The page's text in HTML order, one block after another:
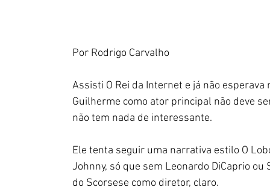
Por Rodrigo Carvalho
Assisti O Rei da Internet e já não
Guilherme como ator principal não deve
não tem nada de interessante.
Ele tenta seguir uma narrativa estilo O
Johnny, só que sem Leonardo DiCaprio
do Scorsese como diretor, claro.